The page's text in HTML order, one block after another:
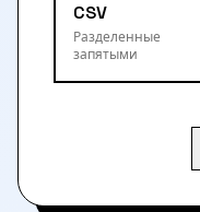
CSV
Разделенные
запятыми